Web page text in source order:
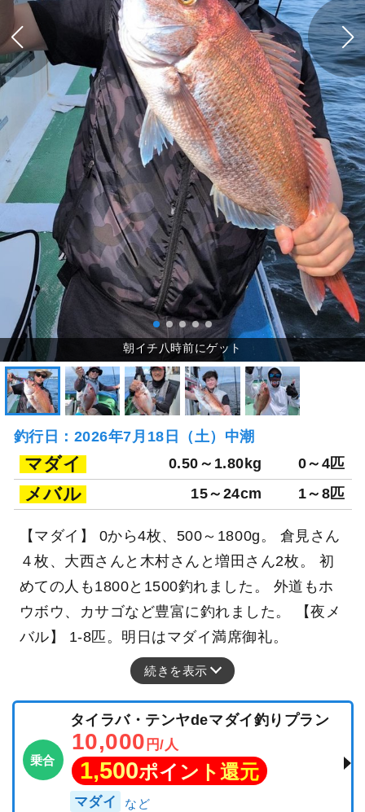
釣行日：2026年7月18日（土）中潮
マダイ 0.50～1.80kg 0～4匹
メバル 15～24cm 1～8匹
【マダイ】 0から4枚、500～1800g。 倉見さん
４枚、大西さんと木村さんと増田さん2枚。 初
めての人も1800と1500釣れました。 外道もホ
ウボウ、カサゴなど豊富に釣れました。 【夜メ
バル】 1-8匹。明日はマダイ満席御礼。
続きを表示
乗合
タイラバ・テンヤdeマダイ釣りプラン
10,000 円/人
1,500ポイント還元
マダイ